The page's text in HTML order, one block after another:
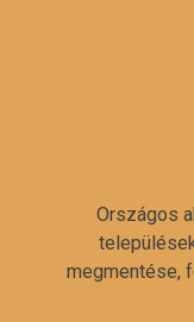
Országos
megmentése,